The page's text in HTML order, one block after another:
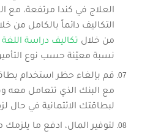
العلاج في كندا مرتفعة، مع
التكاليف دائماً بالكامل من
من خلال تكاليف دراسة اللغة
نسبة معيّنة حسب نوع
قم بإلغاء حظر استخدام
مع البنك الذي تتعامل معه
لبطاقتك الائتمانية في حال
لتوفير المال، ادفع ما